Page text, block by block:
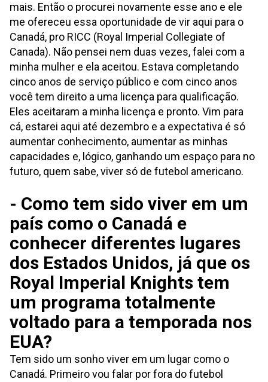
mais. Então o procurei novamente esse ano e ele
me ofereceu essa oportunidade de vir aqui para o
Canadá, pro RICC (Royal Imperial Collegiate of
Canada). Não pensei nem duas vezes, falei com a
minha mulher e ela aceitou. Estava completando
cinco anos de serviço público e com cinco anos
você tem direito a uma licença para qualificação.
Eles aceitaram a minha licença e pronto. Vim para
cá, estarei aqui até dezembro e a expectativa é só
aumentar conhecimento, aumentar as minhas
capacidades e, lógico, ganhando um espaço para no
futuro, quem sabe, viver só de futebol americano.
- Como tem sido viver em um
país como o Canadá e
conhecer diferentes lugares
dos Estados Unidos, já que os
Royal Imperial Knights tem
um programa totalmente
voltado para a temporada nos
EUA?
Tem sido um sonho viver em um lugar como o
Canadá. Primeiro vou falar por fora do futebol